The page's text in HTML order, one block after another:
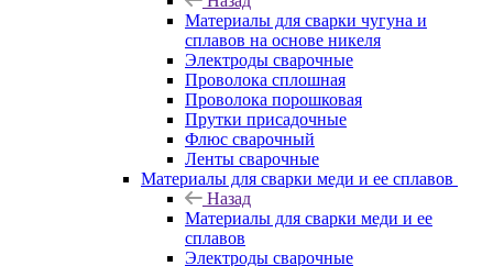
Материалы для сварки чугуна и
сплавов на основе никеля
Электроды сварочные
Проволока сплошная
Проволока порошковая
Прутки присадочные
Флюс сварочный
Ленты сварочные
Материалы для сварки меди и ее сплавов
Назад
Материалы для сварки меди и ее
сплавов
Электроды сварочные